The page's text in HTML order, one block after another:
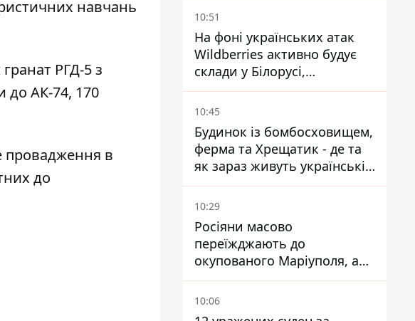
навчань
РГД-5 з
до АК-74, 170
провадження в
до
10:51
На фоні українських атак
Wildberries активно будує
склади у Білорусі,
Казахстані, Узбекистані
10:45
Будинок із бомбосховищем,
ферма та Хрещатик - де та
як зараз живуть українські
знаменитості
10:29
Росіяни масово
переїжджають до
окупованого Маріуполя, а
місцевих залишають без
житла
10:06